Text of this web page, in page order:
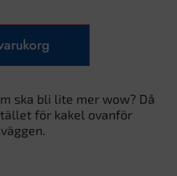
ska bli lite mer wow? Då
för kakel ovanför